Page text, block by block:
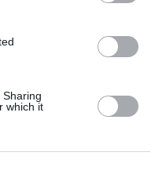
which it
under stekingen.